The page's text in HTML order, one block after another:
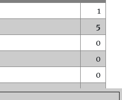
1
5
0
0
0
0